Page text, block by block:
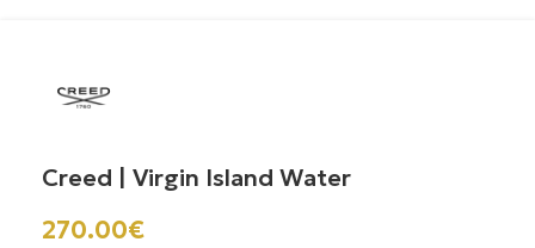
Creed | Virgin Island Water
270.00€